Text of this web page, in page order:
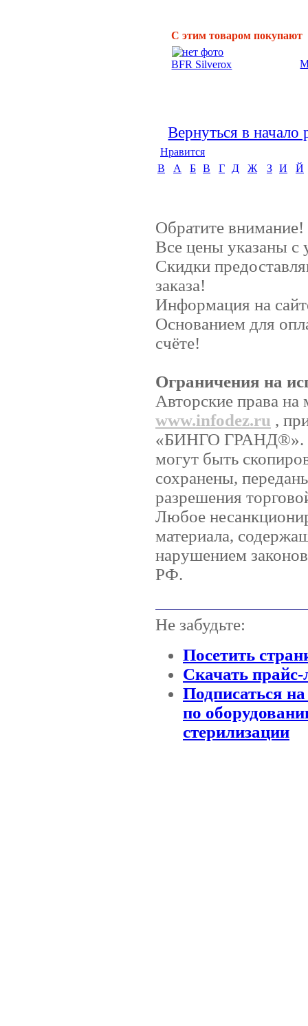
С этим товаром покупают
BFR Silverox
Вернуться в начало
Нравится
B
А Б В Г Д Ж З И Й
Обратите внимание!
Все цены указаны
Скидки
заказа!
Информация на
Основанием для
счёте!
Ограничения на
Авторские права
www.infodez.ru ,
«БИНГО ГРАНД®».
могут быть
сохранены,
разрешения
Любое
материала,
нарушением
РФ.
Не забудьте:
Посетить
Скачать прайс-
Подписаться
по
стерилизации